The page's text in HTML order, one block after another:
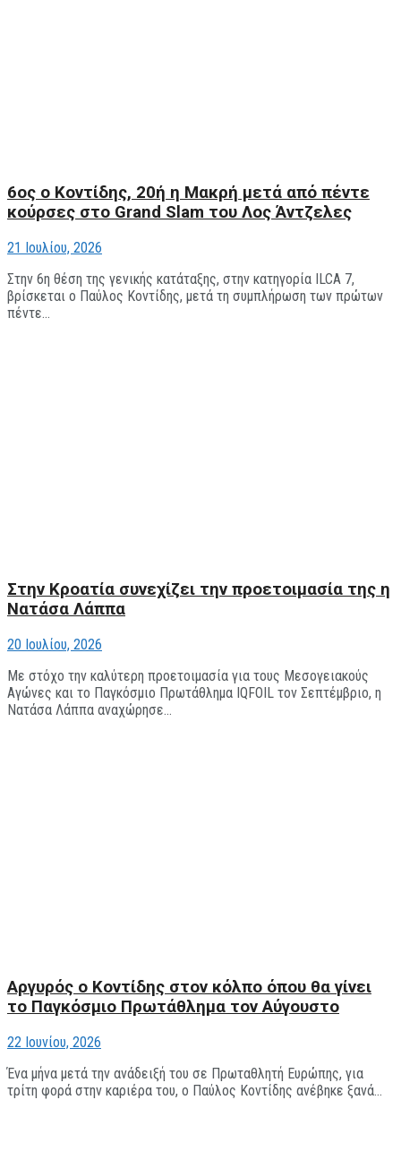
6ος ο Κοντίδης, 20ή η Μακρή μετά από πέντε
κούρσες στο Grand Slam του Λος Άντζελες
21 Ιουλίου, 2026
Στην 6η θέση της γενικής κατάταξης, στην κατηγορία ILCA 7,
βρίσκεται ο Παύλος Κοντίδης, μετά τη συμπλήρωση των πρώτων
πέντε...
Στην Κροατία συνεχίζει την προετοιμασία της η
Νατάσα Λάππα
20 Ιουλίου, 2026
Με στόχο την καλύτερη προετοιμασία για τους Μεσογειακούς
Αγώνες και το Παγκόσμιο Πρωτάθλημα IQFOIL τον Σεπτέμβριο, η
Νατάσα Λάππα αναχώρησε...
Αργυρός ο Κοντίδης στον κόλπο όπου θα γίνει
το Παγκόσμιο Πρωτάθλημα τον Αύγουστο
22 Ιουνίου, 2026
Ένα μήνα μετά την ανάδειξή του σε Πρωταθλητή Ευρώπης, για
τρίτη φορά στην καριέρα του, ο Παύλος Κοντίδης ανέβηκε ξανά...